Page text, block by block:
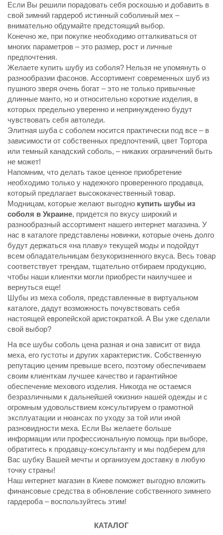
Если Вы решили порадовать себя роскошью и добавить в
свой зимний гардероб истинный соболиный мех –
внимательно обдумайте предстоящий выбор.
Конечно же, при покупке необходимо отталкиваться от
многих параметров – это размер, рост и личные
предпочтения.
Желаете купить шубу из соболя? Нельзя не упомянуть о
разнообразии фасонов. Ассортимент современных шуб из
пушного зверя очень богат – это не только привычные
длинные манто, но и относительно короткие изделия, в
которых предельно уверенно и непринужденно будут
чувствовать себя автоледи.
Элитная шуба с соболем носится практически под все – в
зависимости от собственных предпочтений, цвет Тортора
или темный канадский соболь, – никаких ограничений быть
не может!
Напомним, что делать такое ценное приобретение
необходимо только у надежного проверенного продавца,
который предлагает высококачественный товар.
Модницам, которые желают выгодно купить шубы из
соболя в Украине, придется по вкусу широкий и
разнообразный ассортимент нашего интернет магазина. У
нас в каталоге представлены новинки, которые очень долго
будут держаться «на плаву» текущей моды и подойдут
всем обладательницам безукоризненного вкуса. Весь товар
соответствует трендам, тщательно отбираем продукцию,
чтобы наши клиентки могли приобрести наилучшее и
вернуться еще!
Шубы из меха соболя, представленные в виртуальном
каталоге, дадут возможность почувствовать себя
настоящей европейской аристократкой. А Вы уже сделали
свой выбор?
На все шубы соболь цена разная и она зависит от вида
меха, его густоты и других характеристик. Собственную
репутацию ценим превыше всего, поэтому обеспечиваем
своим клиенткам лучшее качество и гарантийное
обеспечение мехового изделия. Никогда не остаемся
безразличными к дальнейшей «жизни» нашей одежды и с
огромным удовольствием консультируем о грамотной
эксплуатации и нюансах по уходу за той или иной
разновидности меха. Если Вы желаете больше
информации или профессиональную помощь при выборе,
обратитесь к продавцу-консультанту и мы подберем для
Вас шубку Вашей мечты и организуем доставку в любую
точку страны!
Наш интернет магазин в Киеве поможет выгодно вложить
финансовые средства в обновление собственного зимнего
гардероба – воспользуйтесь этим!
КАТАЛОГ